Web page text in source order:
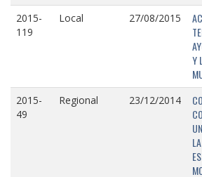
2015-
119
Local 27/08/2015
Y
2015-
49
Regional 23/12/2014